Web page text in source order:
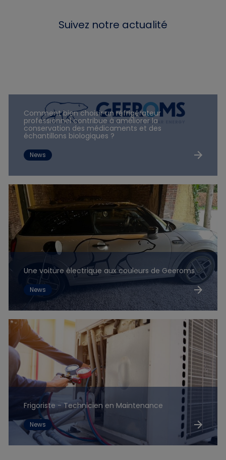
Suivez notre actualité
Comment bien choisir un réfrigérateur
professionnel contribue à améliorer la
conservation des médicaments et des
échantillons biologiques ?
News
Une voiture électrique aux couleurs de Geeroms
News
Frigoriste - Technicien en Maintenance
News